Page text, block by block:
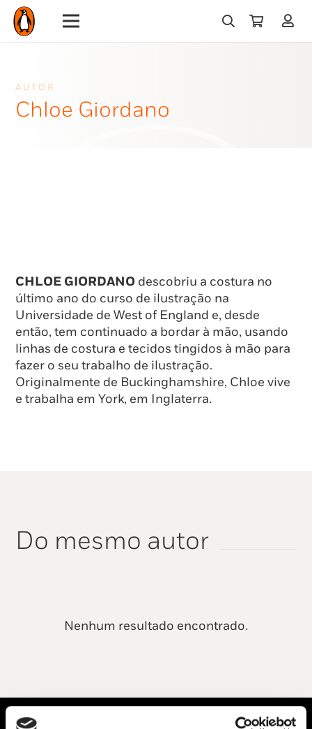
AUTOR
Chloe Giordano
CHLOE GIORDANO descobriu a costura no
último ano do curso de ilustração na
Universidade de West of England e, desde
então, tem continuado a bordar à mão, usando
linhas de costura e tecidos tingidos à mão para
fazer o seu trabalho de ilustração.
Originalmente de Buckinghamshire, Chloe vive
e trabalha em York, em Inglaterra.
Do mesmo autor
Nenhum resultado encontrado.